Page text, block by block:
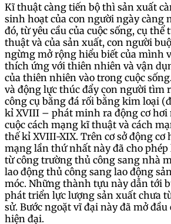
Kĩ thuật càng tiến bộ thì sản xuất
sinh hoạt của con người ngày càng
đó, từ yêu cầu của cuộc sống, cụ thể
thuật và của sản xuất, con người
ngừng mở rộng hiểu biết của mình
thích ứng với thiên nhiên và vận
của thiên nhiên vào trong cuộc
và động lực thúc đẩy con người tìm
công cụ bằng đá rối bằng kim loại
kỉ XVIII – phát minh ra động cơ hơi
cuộc cách mạng kĩ thuật và cách
thế kỉ XVIII-XIX. Trên cơ sở động cơ
mạng lần thứ nhất này đã cho
từ công trường thủ công sang nhà
lao động thủ công sang lao động
móc. Những thành tựu này dẫn tới
phát triển lực lượng sản xuất chưa
sử. Bước ngoặt vĩ đại này đã mở
hiện đại.